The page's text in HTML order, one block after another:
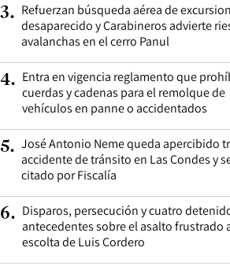
3. Refuerzan búsqueda aérea de
desaparecido y Carabineros advierte
avalanchas en el cerro Panul
4. Entra en vigencia reglamento que
cuerdas y cadenas para el remolque de
vehículos en panne o accidentados
5. José Antonio Neme queda apercibido
accidente de tránsito en Las Condes y
citado por Fiscalía
6. Disparos, persecución y cuatro
antecedentes sobre el asalto frustrado
escolta de Luis Cordero